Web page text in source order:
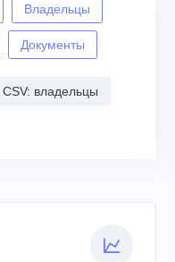
Владельцы
Документы
CSV: владельцы